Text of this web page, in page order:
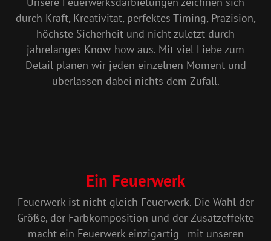
durch Kraft, Kreativität, perfektes Timing, Präzision,
höchste Sicherheit und nicht zuletzt durch
jahrelanges Know-how aus. Mit viel Liebe zum
Detail planen wir jeden einzelnen Moment und
überlassen dabei nichts dem Zufall.
Ein Feuerwerk
Feuerwerk ist nicht gleich Feuerwerk. Die Wahl der
Größe, der Farbkomposition und der Zusatzeffekte
macht ein Feuerwerk einzigartig - mit unseren